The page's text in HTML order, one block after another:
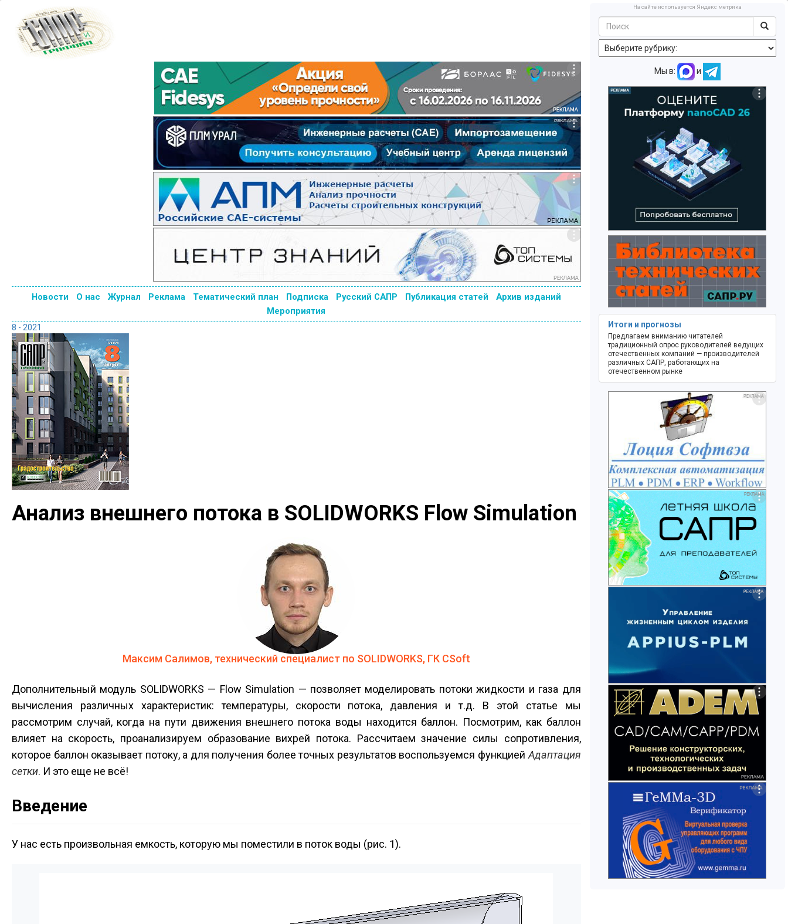
Новости О нас Журнал Реклама Тематический план Подписка Русский САПР Публикация статей
Архив изданий
Мероприятия
8 - 2021
Анализ внешнего потока в SOLIDWORKS Flow Simulation
Максим Салимов, технический специалист по SOLIDWORKS, ГК CSoft
Дополнительный модуль SOLIDWORKS — Flow Simulation — позволяет моделировать потоки жидкости и газа для
вычисления различных характеристик: температуры, скорости потока, давления и т.д. В этой статье мы
рассмотрим случай, когда на пути движения внешнего потока воды находится баллон. Посмотрим, как баллон
влияет на скорость, проанализируем образование вихрей потока. Рассчитаем значение силы сопротивления,
которое баллон оказывает потоку, а для получения более точных результатов воспользуемся функцией Адаптация
сетки. И это еще не всё!
Введение
У нас есть произвольная емкость, которую мы поместили в поток воды (рис. 1).
На сайте используется Яндекс метрика
Мы в: и
Итоги и прогнозы
Предлагаем вниманию читателей
традиционный опрос руководителей ведущих
отечественных компаний — производителей
различных САПР, работающих на
отечественном рынке